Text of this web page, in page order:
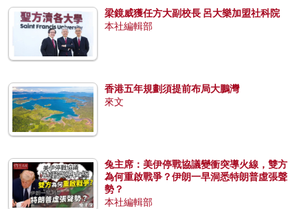
梁鏡威獲任方大副校長 呂大樂加盟社科院
本社編輯部
香港五年規劃須提前布局大鵬灣
來文
兔主席：美伊停戰協議變衝突導火線，雙方
為何重啟戰爭？伊朗一早洞悉特朗普虛張聲
勢？
本社編輯部